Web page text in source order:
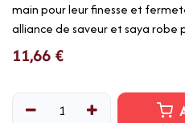
main pour leur finesse et
alliance de saveur et saya robe
11,66 €